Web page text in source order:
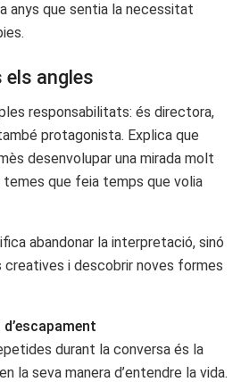
anys que sentia la necessitat
els angles
responsabilitats: és directora,
protagonista. Explica que
desenvolupar una mirada molt
temes que feia temps que volia
abandonar la interpretació, sinó
i descobrir noves formes
durant la conversa és la
la seva manera d’entendre la vida.